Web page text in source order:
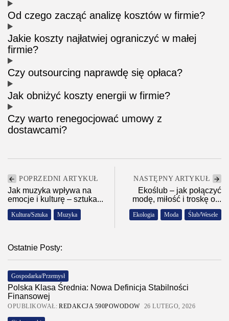
Od czego zacząć analizę kosztów w firmie?
Jakie koszty najłatwiej ograniczyć w małej
firmie?
Czy outsourcing naprawdę się opłaca?
Jak obniżyć koszty energii w firmie?
Czy warto renegocjować umowy z
dostawcami?
POPRZEDNI ARTYKUŁ
Jak muzyka wpływa na
emocje i kulturę – sztuka...
Kultura/Sztuka Muzyka
NASTĘPNY ARTYKUŁ
Ekoślub – jak połączyć
modę, miłość i troskę o...
Ekologia Moda Ślub/Wesele
Ostatnie Posty:
Gospodarka/Przemysł
Polska Klasa Średnia: Nowa Definicja Stabilności
Finansowej
OPUBLIKOWAŁ: REDAKCJA 590POWODOW 26 LUTEGO, 2026